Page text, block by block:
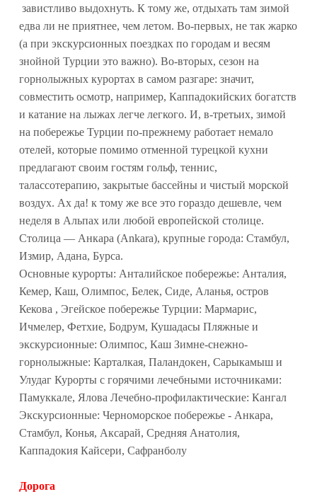
завистливо выдохнуть. К тому же, отдыхать там зимой
едва ли не приятнее, чем летом. Во-первых, не так жарко
(а при экскурсионных поездках по городам и весям
знойной Турции это важно). Во-вторых, сезон на
горнолыжных курортах в самом разгаре: значит,
совместить осмотр, например, Каппадокийских богатств
и катание на лыжах легче легкого. И, в-третьих, зимой
на побережье Турции по-прежнему работает немало
отелей, которые помимо отменной турецкой кухни
предлагают своим гостям гольф, теннис,
талассотерапию, закрытые бассейны и чистый морской
воздух. Ах да! к тому же все это гораздо дешевле, чем
неделя в Альпах или любой европейской столице.
Столица — Анкара (Ankara), крупные города: Стамбул,
Измир, Адана, Бурса.
Основные курорты: Анталийское побережье: Анталия,
Кемер, Каш, Олимпос, Белек, Сиде, Аланья, остров
Кекова , Эгейское побережье Турции: Мармарис,
Ичмелер, Фетхие, Бодрум, Кушадасы Пляжные и
экскурсионные: Олимпос, Каш Зимне-снежно-
горнолыжные: Карталкая, Паландокен, Сарыкамыш и
Улудаг Курорты с горячими лечебными источниками:
Памуккале, Ялова Лечебно-профилактические: Кангал
Экскурсионные: Черноморское побережье - Анкара,
Стамбул, Конья, Аксарай, Средняя Анатолия,
Каппадокия Кайсери, Сафранболу
Дорога